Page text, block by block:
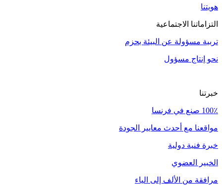
هويتنا
التزاماتنا الاجتماعية
تربية مسؤولة عن البيئة بحزم
نحو إنتاج مسؤول
خبرتنا
100٪ صنع في فرنسا
مواقعنا مع أحدث معايير الجودة
خبرة فنية دولية
الخبير العضوي
مرافقة من الألف إلى الياء